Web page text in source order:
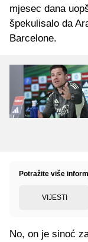
mjesec dana
špekulisalo da
Barcelone.
Potražite više
VIJESTI
No, on je sinoć